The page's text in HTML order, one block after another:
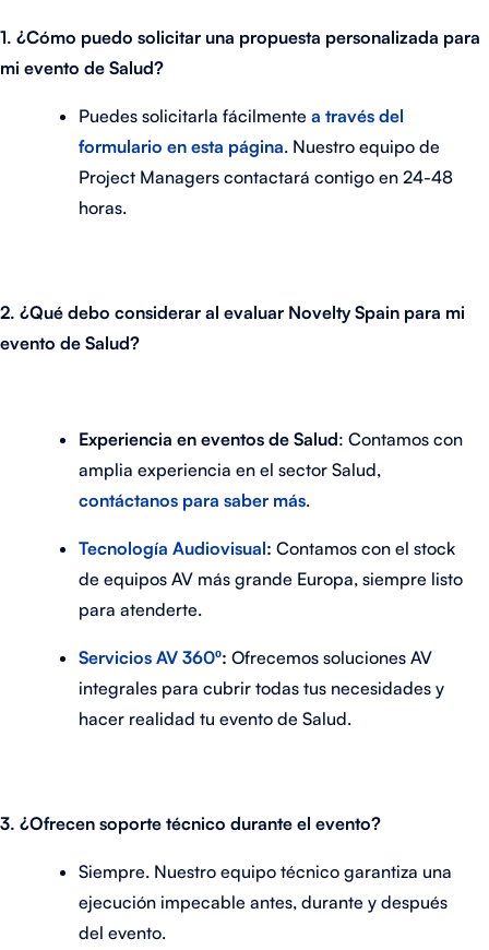
1. ¿Cómo puedo solicitar una propuesta personalizada para
mi evento de Salud?
Puedes solicitarla fácilmente a través del
formulario en esta página. Nuestro equipo de
Project Managers contactará contigo en 24-48
horas.
2. ¿Qué debo considerar al evaluar Novelty Spain para mi
evento de Salud?
Experiencia en eventos de Salud: Contamos con
amplia experiencia en el sector Salud,
contáctanos para saber más.
Tecnología Audiovisual: Contamos con el stock
de equipos AV más grande Europa, siempre listo
para atenderte.
Servicios AV 360º: Ofrecemos soluciones AV
integrales para cubrir todas tus necesidades y
hacer realidad tu evento de Salud.
3. ¿Ofrecen soporte técnico durante el evento?
Siempre. Nuestro equipo técnico garantiza una
ejecución impecable antes, durante y después
del evento.